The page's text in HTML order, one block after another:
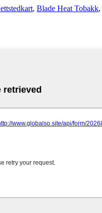
, Blade Heat Tobakk,